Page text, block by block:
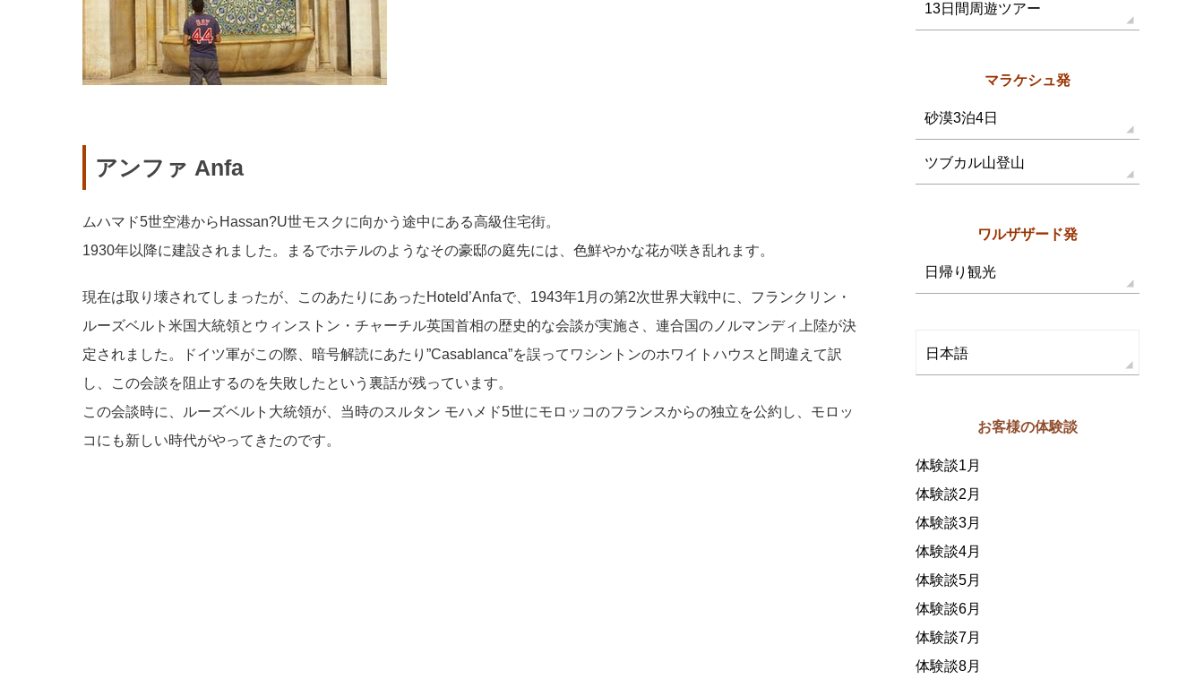
アンファ Anfa
ムハマド5世空港からHassan?U世モスクに向かう途中にある高級住宅街。
1930年以降に建設されました。まるでホテルのようなその豪邸の庭先には、色鮮やかな花が咲き乱れます。
現在は取り壊されてしまったが、このあたりにあったHoteld’Anfaで、1943年1月の第2次世界大戦中に、フランクリン・
ルーズベルト米国大統領とウィンストン・チャーチル英国首相の歴史的な会談が実施さ、連合国のノルマンディ上陸が決
定されました。ドイツ軍がこの際、暗号解読にあたり”Casablanca”を誤ってワシントンのホワイトハウスと間違えて訳
し、この会談を阻止するのを失敗したという裏話が残っています。
この会談時に、ルーズベルト大統領が、当時のスルタン モハメド5世にモロッコのフランスからの独立を公約し、モロッ
コにも新しい時代がやってきたのです。
13日間周遊ツアー
マラケシュ発
砂漠3泊4日
ツブカル山登山
ワルザザード発
日帰り観光
日本語
お客様の体験談
体験談1月
体験談2月
体験談3月
体験談4月
体験談5月
体験談6月
体験談7月
体験談8月